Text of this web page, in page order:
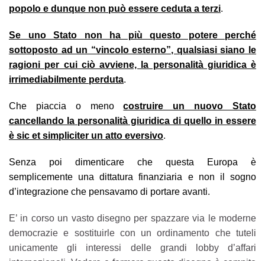
popolo e dunque non può essere ceduta a terzi.
Se uno Stato non ha più questo potere perché
sottoposto ad un “vincolo esterno”, qualsiasi siano le
ragioni per cui ciò avviene, la personalità giuridica è
irrimediabilmente perduta.
Che piaccia o menocostruire un nuovo Stato
cancellando la personalità giuridica di quello in essere
è sic et simpliciter un atto eversivo.
Senza poi dimenticare che questa Europa è
semplicemente una dittatura finanziaria e non il sogno
d’integrazione che pensavamo di portare avanti.
E’ in corso un vasto disegno per spazzare via le moderne
democrazie e sostituirle con un ordinamento che tuteli
unicamente gli interessi delle grandi lobby d’affari